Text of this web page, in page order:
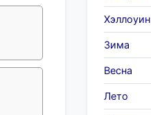
Хэллоуин
Зима
Весна
Лето